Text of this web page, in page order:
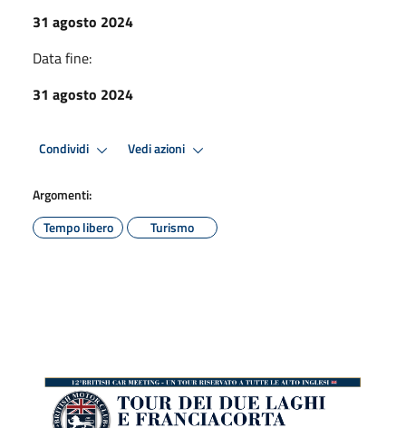
31 agosto 2024
Data fine:
31 agosto 2024
Condividi Vedi azioni
Argomenti:
Tempo libero
Turismo